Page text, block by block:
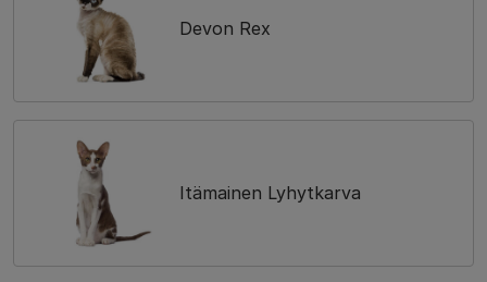
Devon Rex
Itämainen Lyhytkarva